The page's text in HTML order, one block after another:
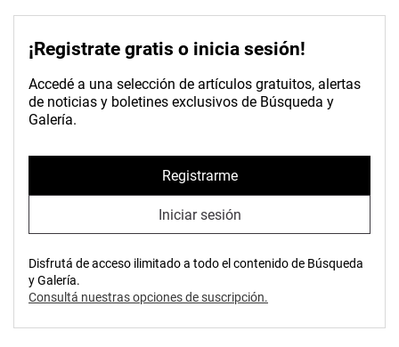
¡Registrate gratis o inicia sesión!
Accedé a una selección de artículos gratuitos, alertas
de noticias y boletines exclusivos de Búsqueda y
Galería.
Registrarme
Iniciar sesión
Disfrutá de acceso ilimitado a todo el contenido de Búsqueda
y Galería.
Consultá nuestras opciones de suscripción.